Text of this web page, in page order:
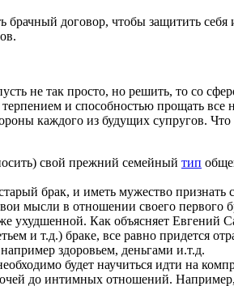
брачный договор, чтобы защитить себя
не так просто, но решить, то со
терпением и способностью прощать все
каждого из будущих супругов. Что
свой прежний семейный тип
брак, и иметь мужество признать
мысли в отношении своего первого
ухудшенной. Как объясняет Евгений
и т.д.) браке, все равно придется
здоровьем, деньгами и.т.д.
будет научиться идти на
до интимных отношений. Например,